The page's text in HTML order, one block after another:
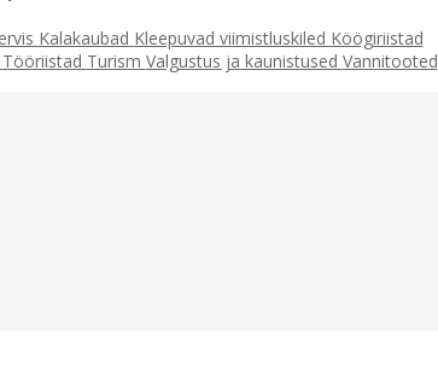
Kalakaubad Kleepuvad viimistluskiled Köögiriistad
Tööriistad Turism Valgustus ja kaunistused Vannitooted